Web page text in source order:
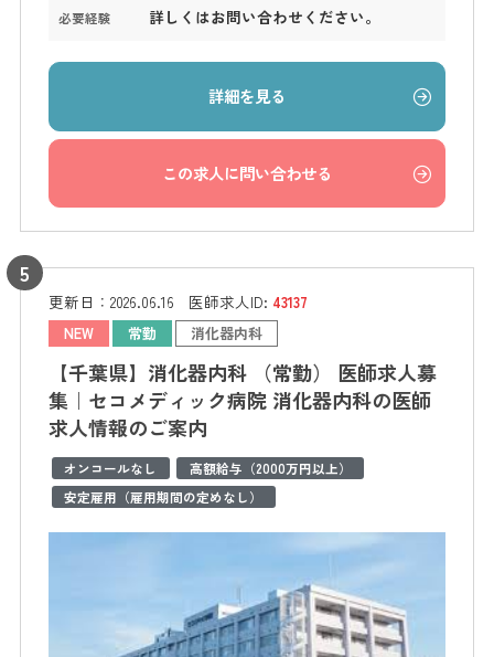
必要経験 詳しくはお問い合わせください。
詳細を見る
この求人に問い合わせる
更新日： 2026.06.16 医師求人ID: 43137
NEW 常勤 消化器内科
【千葉県】消化器内科 （常勤） 医師求人募
集｜セコメディック病院 消化器内科の医師
求人情報のご案内
オンコールなし
高額給与（2000万円以上）
安定雇用（雇用期間の定めなし）